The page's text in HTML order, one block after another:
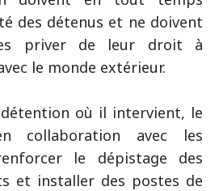
des détenus et ne doivent
priver de leur droit à
le monde extérieur.
où il intervient, le
collaboration avec les
le dépistage des
et installer des postes de